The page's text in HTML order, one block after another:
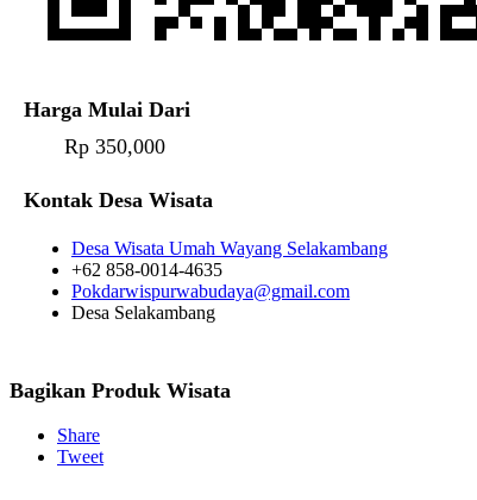
Harga Mulai Dari
Rp 350,000
Kontak Desa Wisata
Desa Wisata Umah Wayang Selakambang
+62 858-0014-4635
Pokdarwispurwabudaya@gmail.com
Desa Selakambang
Bagikan Produk Wisata
Share
Tweet